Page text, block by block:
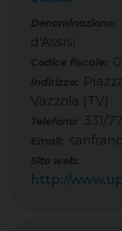
d'Assisi
Codice fiscale:
Telefono: 331/
Email:
Sito web:
http://
Indirizzo:
Vazzola (TV)